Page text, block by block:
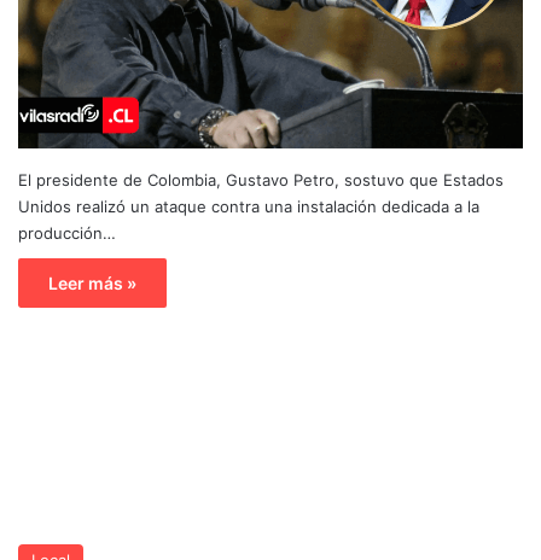
El presidente de Colombia, Gustavo Petro, sostuvo que Estados
Unidos realizó un ataque contra una instalación dedicada a la
producción…
Leer más »